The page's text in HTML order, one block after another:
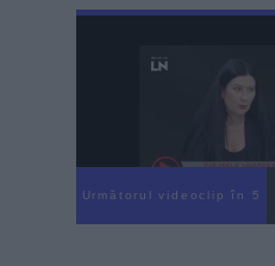
Următorul videoclip în 3